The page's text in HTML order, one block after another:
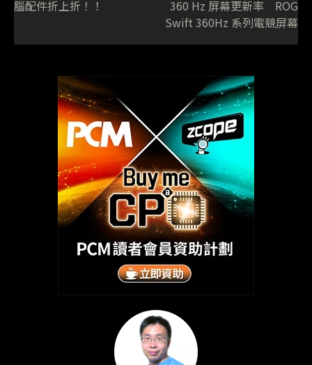
腦配件折上折！！
360 Hz 屏幕更新率 ROG
Swift 360Hz 系列電競屏幕